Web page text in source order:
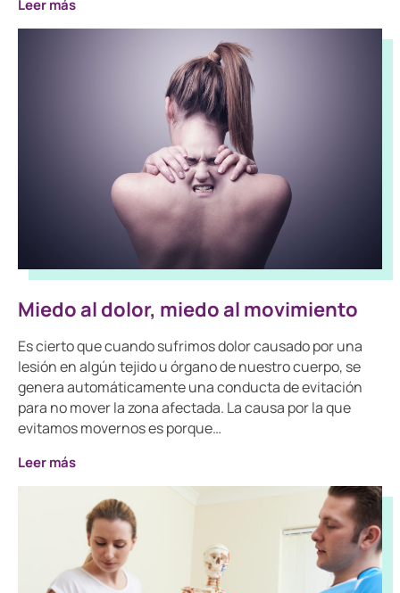
Leer más
Miedo al dolor, miedo al movimiento
Es cierto que cuando sufrimos dolor causado por una
lesión en algún tejido u órgano de nuestro cuerpo, se
genera automáticamente una conducta de evitación
para no mover la zona afectada. La causa por la que
evitamos movernos es porque…
Leer más